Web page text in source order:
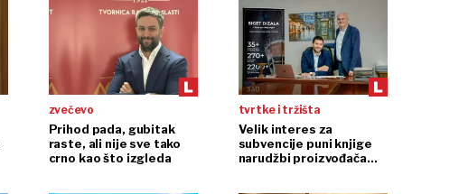
zvečevo
Prihod pada, gubitak
raste, ali nije sve tako
crno kao što izgleda
tvrtke i tržišta
Velik interes za
subvencije puni knjige
narudžbi proizvođača